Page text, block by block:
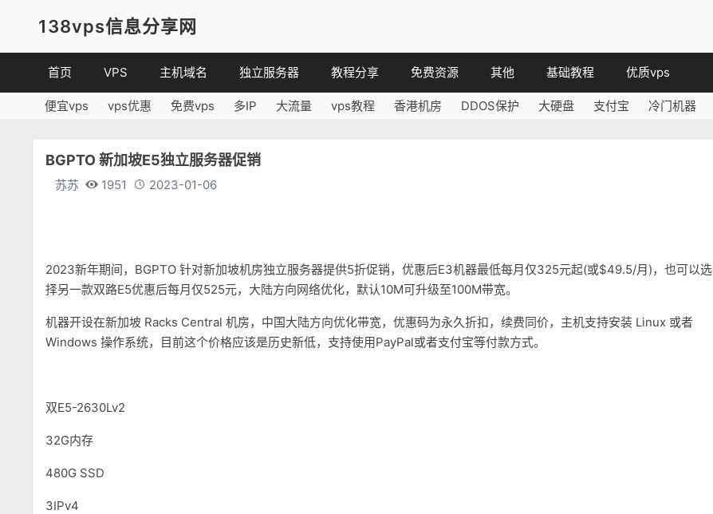
138vps信息分享网
首页 VPS
VPS优惠
VPS评测
主机域名
域名
独立服务器 教程分享
VPS教程
免费资源
免费空间
其他
简讯
基础教程 优质vps
便宜vps vps优惠 免费vps 多IP 大流量 vps教程 香港机房 DDOS保护 大硬盘 支付宝 冷门机器
BGPTO 新加坡E5独立服务器促销
苏苏 1951 2023-01-06
2023新年期间，BGPTO 针对新加坡机房独立服务器提供5折促销，优惠后E3机器最低每月仅325元起(或$49.5/月)，也可以选
择另一款双路E5优惠后每月仅525元，大陆方向网络优化，默认10M可升级至100M带宽。
机器开设在新加坡 Racks Central 机房，中国大陆方向优化带宽，优惠码为永久折扣，续费同价，主机支持安装 Linux 或者
Windows 操作系统，目前这个价格应该是历史新低，支持使用PayPal或者支付宝等付款方式。
双E5-2630Lv2
32G内存
480G SSD
3IPv4